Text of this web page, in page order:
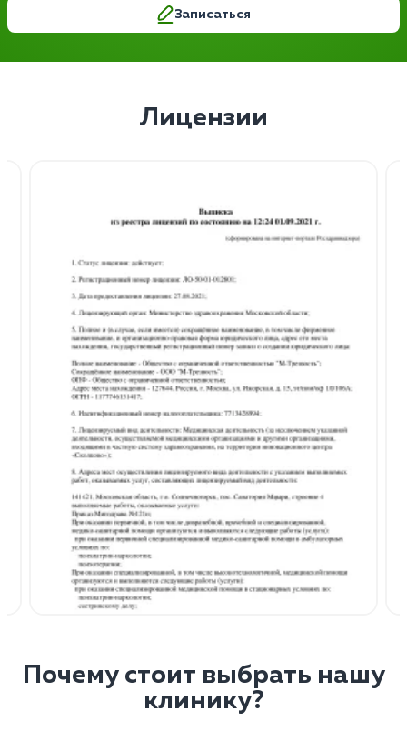
Записаться
Лицензии
Почему стоит выбрать нашу
клинику?